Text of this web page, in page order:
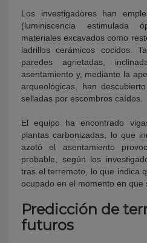
Los investigadores han
(luminiscencia estimulada
materiales excavados como
ladrillos cerámicos cocidos.
paredes agrietadas,
asentamiento y, mediante la
arqueológicas, han
selladas por escombros caídos.
El equipo ha encontrado
plantas carbonizadas, lo que
azotó el asentamiento
probable, según los
tras el terremoto, lo que indica
ocupado en el momento en que
Predicción de
futuros